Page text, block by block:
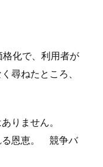
化で、利用者が
尋ねたところ、
ありません。
る恩恵。 競争バ